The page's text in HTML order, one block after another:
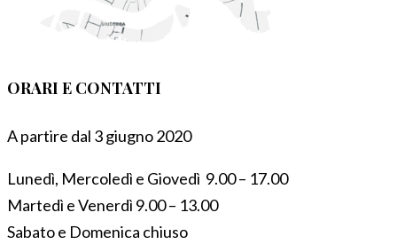
ORARI E CONTATTI
A partire dal 3 giugno 2020
Lunedì, Mercoledì e Giovedì 9.00 – 17.00
Martedì e Venerdì 9.00 – 13.00
Sabato e Domenica chiuso